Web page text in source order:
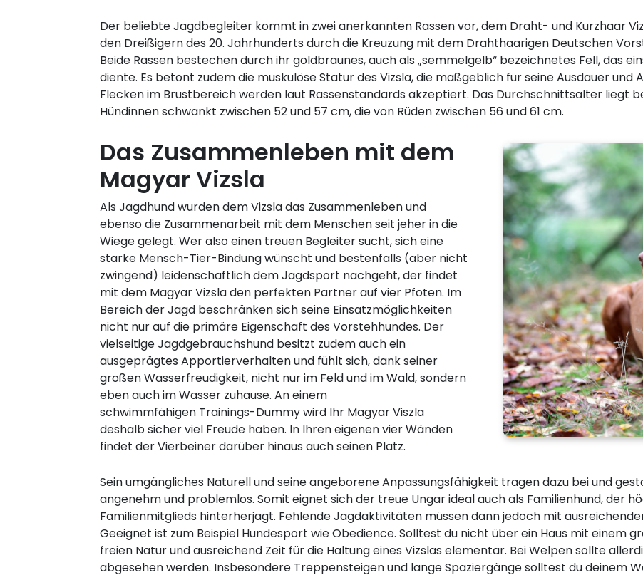
Der beliebte Jagdbegleiter kommt in zwei anerkannten Rassen vor, dem Draht- und Kurzhaar
den Dreißigern des 20. Jahrhunderts durch die Kreuzung mit dem Drahthaarigen Deutschen
Beide Rassen bestechen durch ihr goldbraunes, auch als „semmelgelb“ bezeichnetes Fell, das
diente. Es betont zudem die muskulöse Statur des Vizsla, die maßgeblich für seine Ausdauer
Flecken im Brustbereich werden laut Rassenstandards akzeptiert. Das Durchschnittsalter liegt
Hündinnen schwankt zwischen 52 und 57 cm, die von Rüden zwischen 56 und 61 cm.
Das Zusammenleben mit dem
Magyar Vizsla
Als Jagdhund wurden dem Vizsla das Zusammenleben und
ebenso die Zusammenarbeit mit dem Menschen seit jeher in die
Wiege gelegt. Wer also einen treuen Begleiter sucht, sich eine
starke Mensch-Tier-Bindung wünscht und bestenfalls (aber nicht
zwingend) leidenschaftlich dem Jagdsport nachgeht, der findet
mit dem Magyar Vizsla den perfekten Partner auf vier Pfoten. Im
Bereich der Jagd beschränken sich seine Einsatzmöglichkeiten
nicht nur auf die primäre Eigenschaft des Vorstehhundes. Der
vielseitige Jagdgebrauchshund besitzt zudem auch ein
ausgeprägtes Apportierverhalten und fühlt sich, dank seiner
großen Wasserfreudigkeit, nicht nur im Feld und im Wald, sondern
eben auch im Wasser zuhause. An einem
schwimmfähigen Trainings-Dummy wird Ihr Magyar Viszla
deshalb sicher viel Freude haben. In Ihren eigenen vier Wänden
findet der Vierbeiner darüber hinaus auch seinen Platz.
Sein umgängliches Naturell und seine angeborene Anpassungsfähigkeit tragen dazu bei und
angenehm und problemlos. Somit eignet sich der treue Ungar ideal auch als Familienhund, der
Familienmitglieds hinterherjagt. Fehlende Jagdaktivitäten müssen dann jedoch mit
Geeignet ist zum Beispiel Hundesport wie Obedience. Solltest du nicht über ein Haus mit einem
freien Natur und ausreichend Zeit für die Haltung eines Vizslas elementar. Bei Welpen sollte
abgesehen werden. Insbesondere Treppensteigen und lange Spaziergänge solltest du deinem